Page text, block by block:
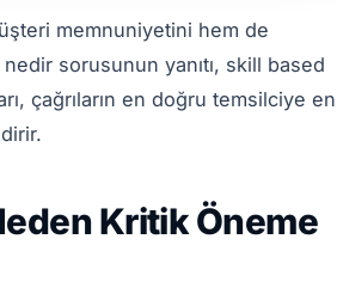
memnuniyetini hem de
sorusunun yanıtı, skill based
çağrıların en doğru temsilciye en
Kritik Öneme